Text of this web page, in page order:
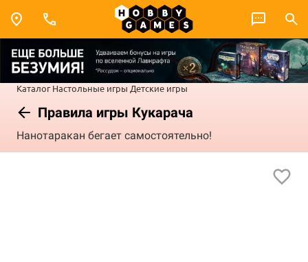
Каталог Настольные игры Детские игры
Правила игры Кукарача
Нанотаракан бегает самостоятельно!